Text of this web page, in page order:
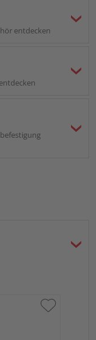
entdecken